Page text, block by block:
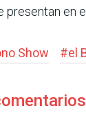
en
Show #el